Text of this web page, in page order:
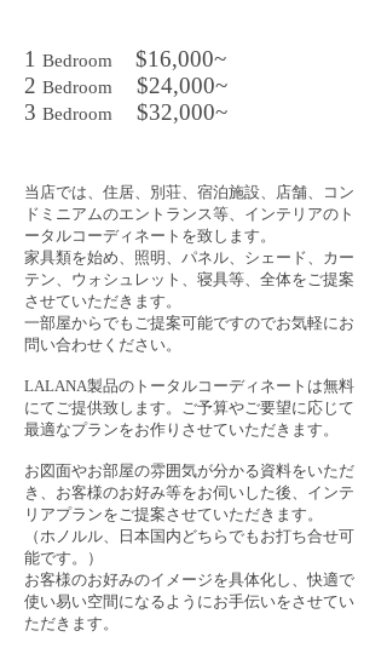
1 Bedroom
$16,000~
2 Bedroom
$24,000~
3 Bedroom $32,000~
当店では、住居、別荘、宿泊施設、店舗、コン
ドミニアムのエントランス等、インテリアのト
ータルコーディネートを致します。
家具類を始め、照明、パネル、シェード、カー
テン、ウォシュレット、寝具等、全体をご提案
させていただきます。
一部屋からでもご提案可能ですのでお気軽にお
問い合わせください。
LALANA製品のトータルコーディネートは無料
にてご提供致します。ご予算やご要望に応じて
最適なプランをお作りさせていただきます。
お図面やお部屋の雰囲気が分かる資料をいただ
き、お客様のお好み等をお伺いした後、インテ
リアプランをご提案させていただきます。​
（ホノルル、日本国内どちらでもお打ち合せ可
能です。）
お客様のお好みのイメージを具体化し、快適で
使い易い空間になるようにお手伝いをさせてい
ただきます。